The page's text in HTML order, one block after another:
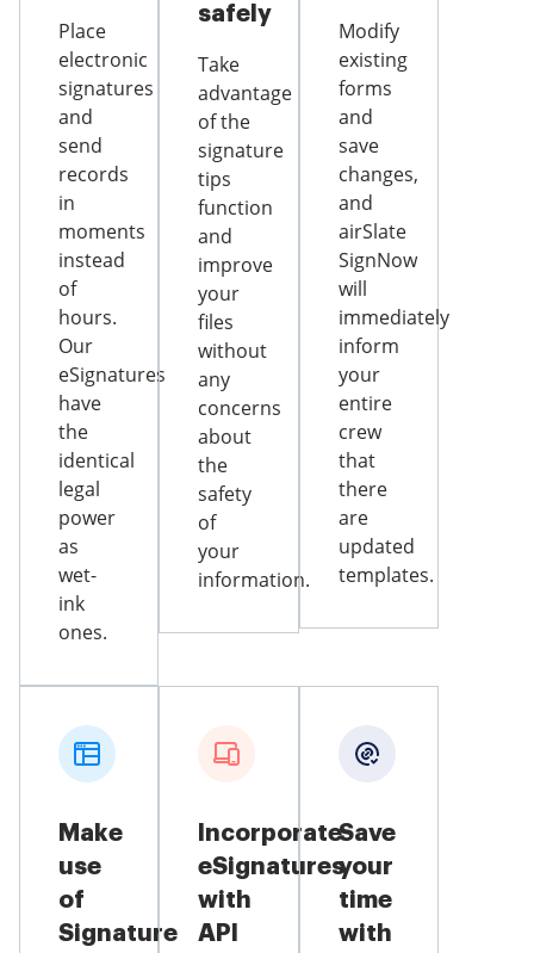
Place
electronic
signatures
and
send
records
in
moments
instead
of
hours.
Our
eSignatures
have
the
identical
legal
power
as
wet-
ink
ones.
safely
Take
advantage
of the
signature
tips
function
and
improve
your
files
without
any
concerns
about
the
safety
of
your
information.
Modify
existing
forms
and
save
changes,
and
airSlate
SignNow
will
immediately
inform
your
entire
crew
that
there
are
updated
templates.
Make
use
of
Signature
Incorporate
eSignatures
with
API
Save
your
time
with